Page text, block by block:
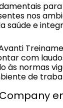
nos
saúde e
com
às normas
de